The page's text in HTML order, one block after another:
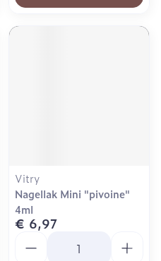
Vitry
Nagellak Mini "pivoine"
4ml
€ 6,97